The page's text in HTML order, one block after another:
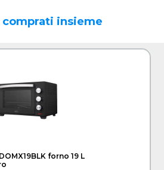
comprati insieme
forno 19 L